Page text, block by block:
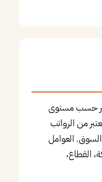
حسب مستوى
من الرواتب
السوق. العوامل
القطاع،